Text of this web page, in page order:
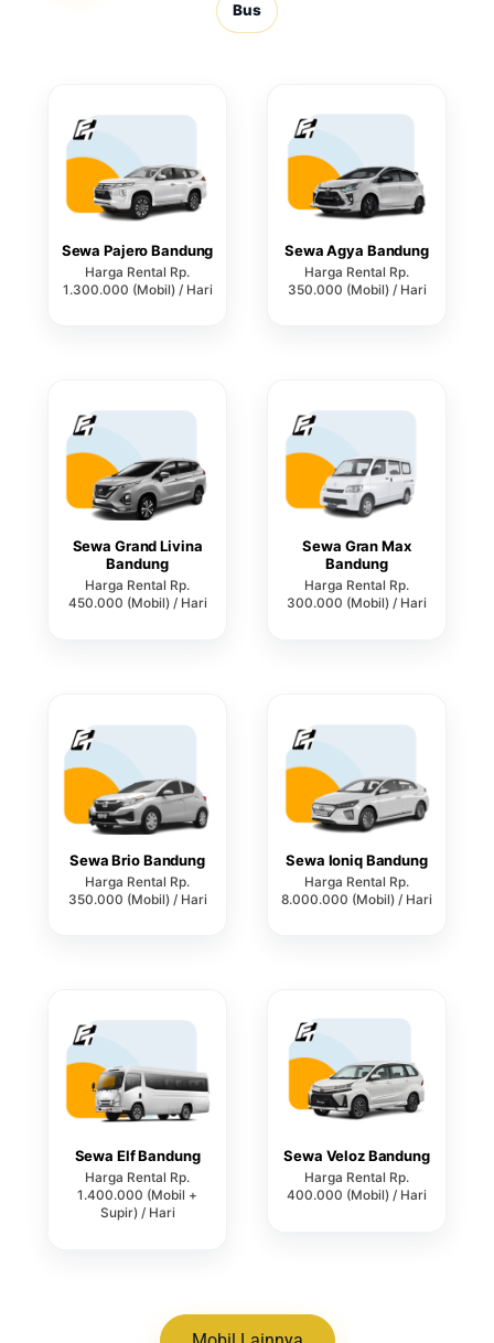
Bus
Sewa Pajero Bandung
Harga Rental Rp.
1.300.000 (Mobil) / Hari
Sewa Agya Bandung
Harga Rental Rp.
350.000 (Mobil) / Hari
Sewa Grand Livina
Bandung
Harga Rental Rp.
450.000 (Mobil) / Hari
Sewa Gran Max
Bandung
Harga Rental Rp.
300.000 (Mobil) / Hari
Sewa Brio Bandung
Harga Rental Rp.
350.000 (Mobil) / Hari
Sewa Ioniq Bandung
Harga Rental Rp.
8.000.000 (Mobil) / Hari
Sewa Elf Bandung
Harga Rental Rp.
1.400.000 (Mobil +
Supir) / Hari
Sewa Veloz Bandung
Harga Rental Rp.
400.000 (Mobil) / Hari